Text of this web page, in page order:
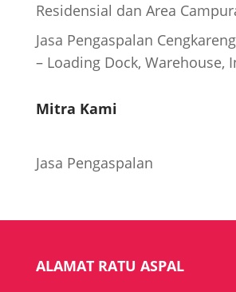
Residensial dan Area
Jasa Pengaspalan
– Loading Dock, Warehouse,
Mitra Kami
Jasa Pengaspalan
ALAMAT RATU ASPAL